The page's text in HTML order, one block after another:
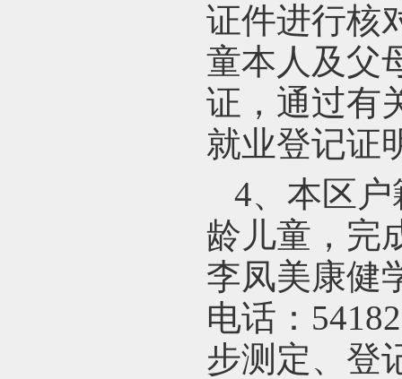
证件进行核
童本人及父
证，通过有
就业登记证
4、本区
龄儿童，完
李凤美康健
电话：
步测定、登